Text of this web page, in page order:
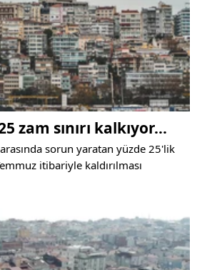
zam sınırı kalkıyor...
sorun yaratan yüzde 25'lik
itibariyle kaldırılması